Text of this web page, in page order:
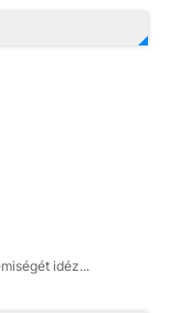
idéz...